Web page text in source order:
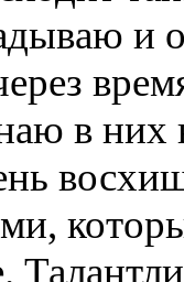
и
в них